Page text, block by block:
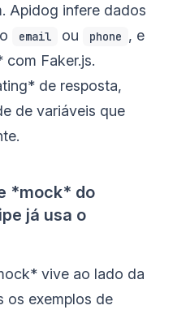
Apidog infere dados
email ou phone , e
Faker.js.
de resposta,
de variáveis que
*mock* do
já usa o
vive ao lado da
os exemplos de